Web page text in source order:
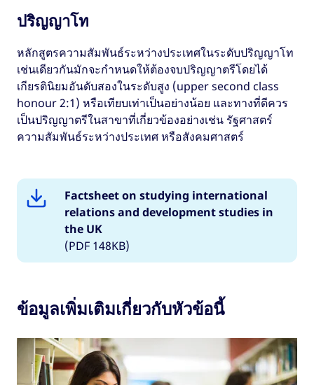
ปริญญาโท
หลักสูตรความสัมพันธ์ระหว่างประเทศในระดับปริญญาโท
เช่นเดียวกันมักจะกำหนดให้ต้องจบปริญญาตรีโดยได้
เกียรตินิยมอันดับสองในระดับสูง (upper second class
honour 2:1) หรือเทียบเท่าเป็นอย่างน้อย และทางที่ดีควร
เป็นปริญญาตรีในสาขาที่เกี่ยวข้องอย่างเช่น รัฐศาสตร์
ความสัมพันธ์ระหว่างประเทศ หรือสังคมศาสตร์
Factsheet on studying international
relations and development studies in
the UK
(PDF 148KB)
ข้อมูลเพิ่มเติมเกี่ยวกับหัวข้อนี้